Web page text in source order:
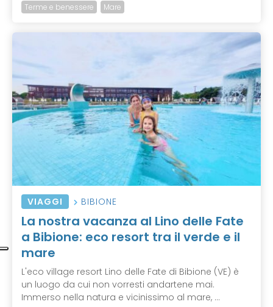
Terme e benessere Mare
VIAGGI BIBIONE
La nostra vacanza al Lino delle Fate
a Bibione: eco resort tra il verde e il
mare
L'eco village resort Lino delle Fate di Bibione (VE) è
un luogo da cui non vorresti andartene mai.
Immerso nella natura e vicinissimo al mare, ...